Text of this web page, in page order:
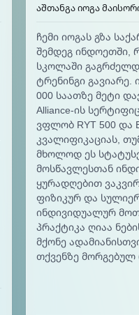
აშთანგა იოგა
ჩემი იოგას გზა
შემდეგ ინდოეთში,
სკოლაში
ტრენინგი გავიარე.
000 საათზე მეტი
Alliance-ის
ვფლობ RYT 500 და
კვალიფიკაციას,
მხოლოდ ეს
მოსწავლესთან
ყურადღებით
ფიზიკურ და
ინდივიდუალურ
პრაქტიკა ღიაა
მქონე
თქვენზე მორგებულ